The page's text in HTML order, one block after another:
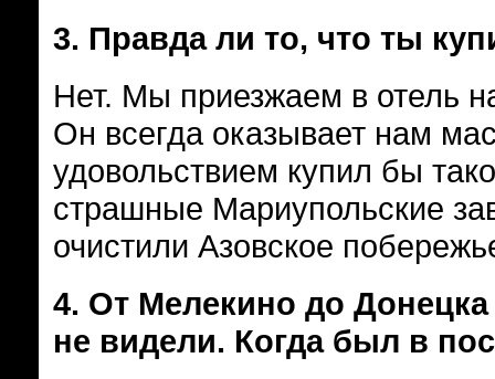
3. Правда ли то, что ты
Нет. Мы приезжаем в отель
Он всегда оказывает нам
удовольствием купил бы
страшные Мариупольские
очистили Азовское
4. От Мелекино до Донецка
не видели. Когда был в